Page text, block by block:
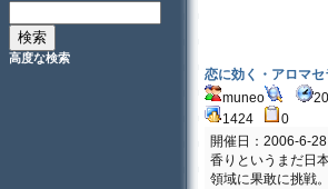
高度な検索
恋に効く・アロマセ
muneo
1424
0
開催日：2006-6-28
香りというまだ日
領域に果敢に挑戦